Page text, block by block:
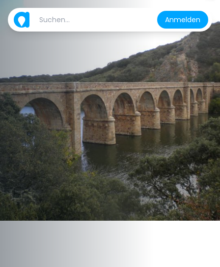
Anmelden